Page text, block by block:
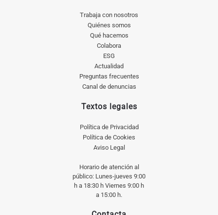
Trabaja con nosotros
Quiénes somos
Qué hacemos
Colabora
ESG
Actualidad
Preguntas frecuentes
Canal de denuncias
Textos legales
Política de Privacidad
Política de Cookies
Aviso Legal
Horario de atención al
público: Lunes-jueves 9:00
h a 18:30 h Viernes 9:00 h
a 15:00 h.